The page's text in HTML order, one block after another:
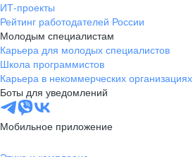
ИТ-проекты
Рейтинг работодателей России
Молодым специалистам
Карьера для молодых специалистов
Школа программистов
Карьера в некоммерческих организациях
Боты для уведомлений
Мобильное приложение